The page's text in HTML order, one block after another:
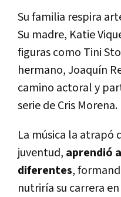
Su familia respira
Su madre, Katie
figuras como Tini
hermano, Joaquín
camino actoral y
serie de Cris Morena.
La música la atrapó
juventud, aprendió
diferentes,
nutriría su carrera